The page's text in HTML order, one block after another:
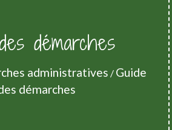
démarches
administratives / Guide
démarches